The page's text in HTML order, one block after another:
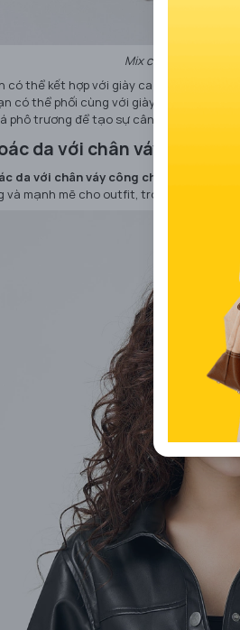
Mix chân váy công
thể kết hợp với giày cao gót để tăng
có thể phối cùng với giày thể thao
phô trương để tạo sự cân bằng và tạo
da với chân váy công
da với chân váy công chúa
để tạo ra
mạnh mẽ cho outfit, trong khi chân